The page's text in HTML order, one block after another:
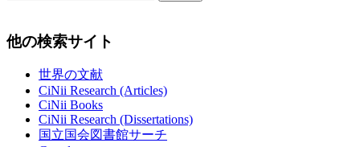
他の検索サイト
世界の文献
CiNii Research (Articles)
CiNii Books
CiNii Research (Dissertations)
国立国会図書館サーチ